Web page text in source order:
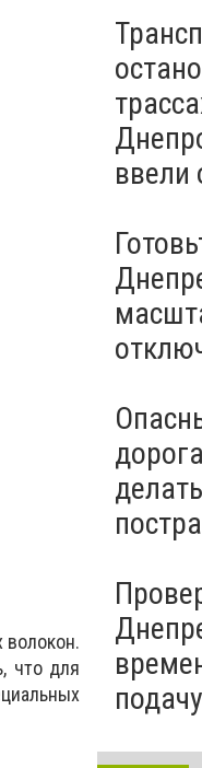
волокон.
что для
ввели